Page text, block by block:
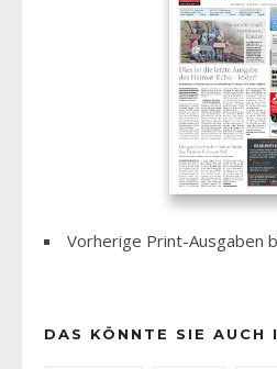
Vorherige Print-Ausgaben
DAS KÖNNTE SIE AUCH